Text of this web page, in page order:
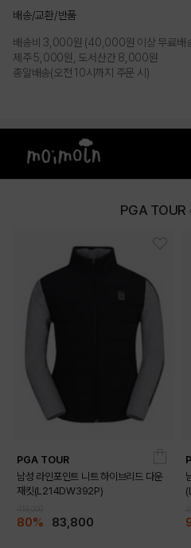
배송/교환/반품
배송비 3,000원 (40,000원 이상 무료배
제주 5,000원, 도서산간 8,000원
총알배송(오전 10시까지 주문 시)
PGA TOUR
PGA TOUR
남성 라인포인트 니트 하이브리드 다운
재킷(L214DW392P)
80% 83,800